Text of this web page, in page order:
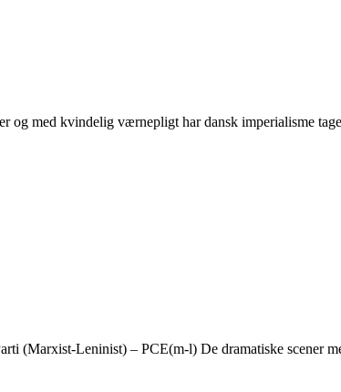
og med kvindelig værnepligt har dansk imperialisme
(Marxist-Leninist) – PCE(m-l) De dramatiske scener